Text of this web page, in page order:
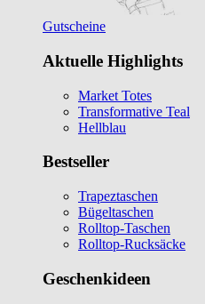
Gutscheine
Aktuelle Highlights
Market Totes
Transformative Teal
Hellblau
Bestseller
Trapeztaschen
Bügeltaschen
Rolltop-Taschen
Rolltop-Rucksäcke
Geschenkideen